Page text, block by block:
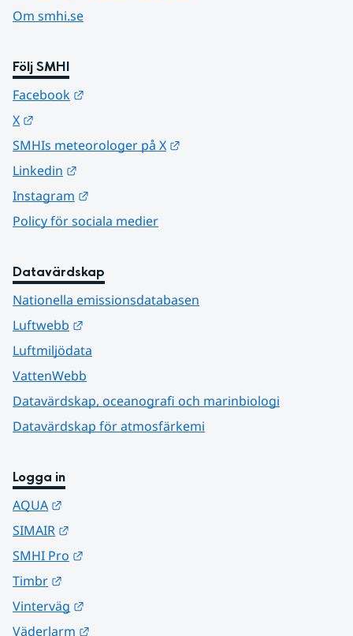
Om smhi.se
Följ SMHI
Facebook
X
SMHIs meteorologer på X
Linkedin
Instagram
Policy för sociala medier
Datavärdskap
Nationella emissionsdatabasen
Luftwebb
Luftmiljödata
VattenWebb
Datavärdskap, oceanografi och marinbiologi
Datavärdskap för atmosfärkemi
Logga in
AQUA
SIMAIR
SMHI Pro
Timbr
Vinterväg
Väderlarm